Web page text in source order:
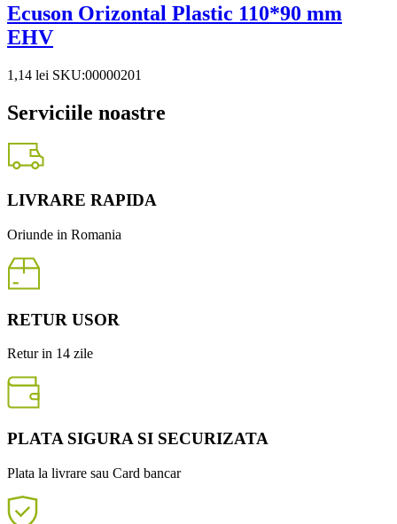
Ecuson Orizontal Plastic 110*90 mm
EHV
1,14 lei SKU:00000201
Serviciile noastre
LIVRARE RAPIDA
Oriunde in Romania
RETUR USOR
Retur in 14 zile
PLATA SIGURA SI SECURIZATA
Plata la livrare sau Card bancar